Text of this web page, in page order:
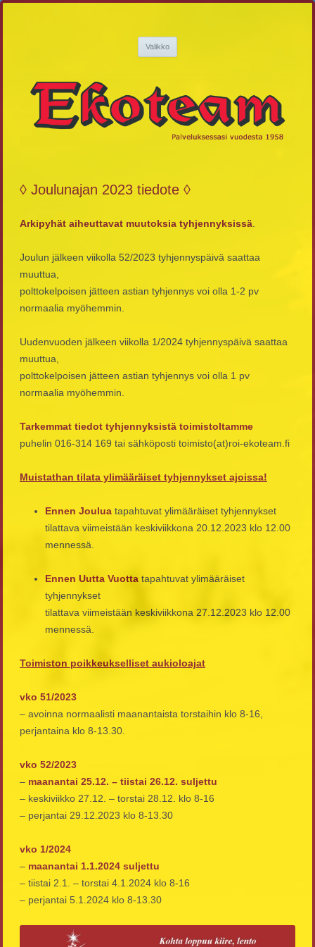
Valikko
◊ Joulunajan 2023 tiedote ◊
Arkipyhät aiheuttavat muutoksia tyhjennyksissä.
Joulun jälkeen viikolla 52/2023 tyhjennyspäivä saattaa
muuttua,
polttokelpoisen jätteen astian tyhjennys voi olla 1-2 pv
normaalia myöhemmin.
Uudenvuoden jälkeen viikolla 1/2024 tyhjennyspäivä saattaa
muuttua,
polttokelpoisen jätteen astian tyhjennys voi olla 1 pv
normaalia myöhemmin.
Tarkemmat tiedot tyhjennyksistä toimistoltamme
puhelin 016-314 169 tai sähköposti toimisto(at)roi-ekoteam.fi
Muistathan tilata ylimääräiset tyhjennykset ajoissa!
Ennen Joulua tapahtuvat ylimääräiset tyhjennykset
tilattava viimeistään keskiviikkona 20.12.2023 klo 12.00
mennessä.
Ennen Uutta Vuotta tapahtuvat ylimääräiset
tyhjennykset
tilattava viimeistään keskiviikkona 27.12.2023 klo 12.00
mennessä.
Toimiston poikkeukselliset aukioloajat
vko 51/2023
– avoinna normaalisti maanantaista torstaihin klo 8-16,
perjantaina klo 8-13.30.
vko 52/2023
– maanantai 25.12. – tiistai 26.12. suljettu
– keskiviikko 27.12. – torstai 28.12. klo 8-16
– perjantai 29.12.2023 klo 8-13.30
vko 1/2024
– maanantai 1.1.2024 suljettu
– tiistai 2.1. – torstai 4.1.2024 klo 8-16
– perjantai 5.1.2024 klo 8-13.30